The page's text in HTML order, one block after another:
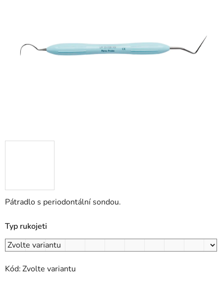
Pátradlo s periodontální sondou.
Typ rukojeti
Kód:Zvolte variantu